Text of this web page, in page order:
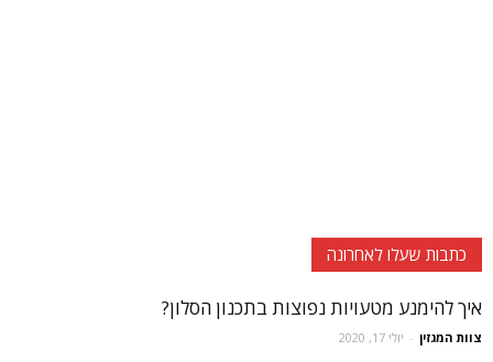
כתבות שעלו לאחרונה
איך להימנע מטעויות נפוצות בתכנון הסלון?
צוות המגזין - יולי 17, 2020